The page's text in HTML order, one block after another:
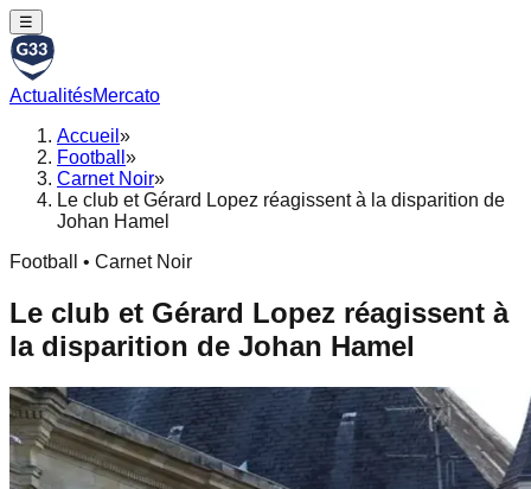
☰
ActualitésMercato
Accueil »
Football »
Carnet Noir»
Le club et Gérard Lopez réagissent à la disparition de
Johan Hamel
Football • Carnet Noir
Le club et Gérard Lopez réagissent à
la disparition de Johan Hamel